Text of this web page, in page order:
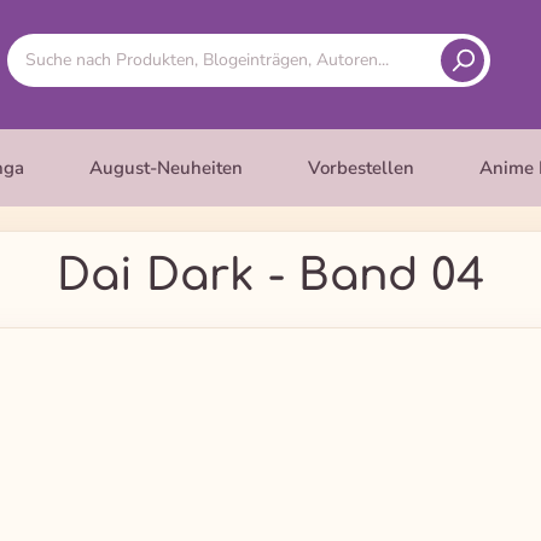
August-Neuheiten Vorbestellen Anime
Dai Dark - Band 04